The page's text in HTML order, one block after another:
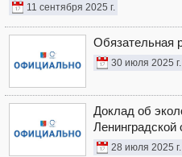
11 сентября 2025 г.
Обязательная
30 июля 2025 г.
Доклад об
Ленинградской
28 июля 2025 г.